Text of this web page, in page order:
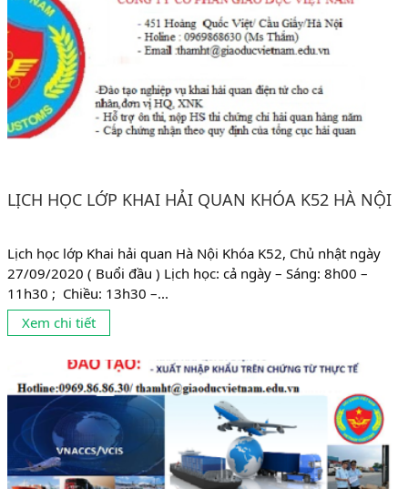
LỊCH HỌC LỚP KHAI HẢI QUAN KHÓA K52 HÀ NỘI
Lịch học lớp Khai hải quan Hà Nội Khóa K52, Chủ nhật ngày
27/09/2020 ( Buổi đầu ) Lịch học: cả ngày – Sáng: 8h00 –
11h30 ; Chiều: 13h30 –...
Xem chi tiết